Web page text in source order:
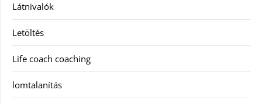
Látnivalók
Letöltés
Life coach coaching
lomtalanítás